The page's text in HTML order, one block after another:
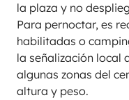
la plaza y no
Para pernoctar, es
habilitadas o
la señalización local
algunas zonas del
altura y peso.